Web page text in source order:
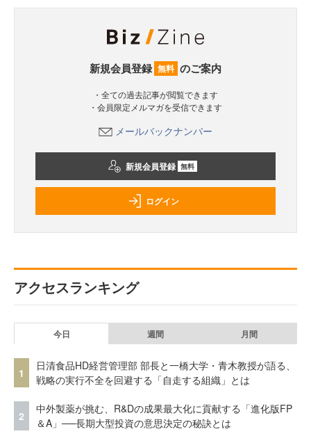
新規会員登録 無料 のご案内
・全ての過去記事が閲覧できます
・会員限定メルマガを受信できます
メールバックナンバー
新規会員登録 無料
ログイン
アクセスランキング
今日 週間 月間
1
日清食品HD経営管理部 部長と一橋大学・青木教授が語る、
戦略の実行不全を回避する「自走する組織」とは
2
中外製薬が挑む、R&Dの成果最大化に貢献する「進化版FP
＆A」──長期大型投資の意思決定の秘訣とは